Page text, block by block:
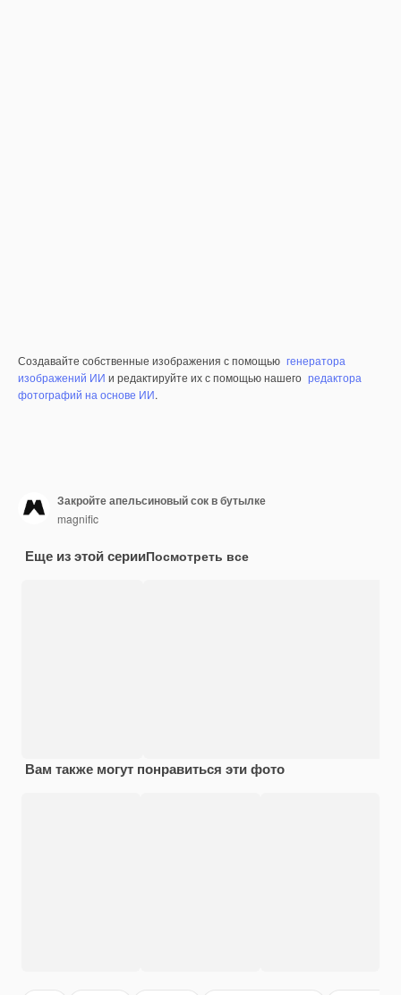
Создавайте собственные изображения с помощью генератора
изображений ИИ и редактируйте их с помощью нашего редактора
фотографий на основе ИИ.
Закройте апельсиновый сок в бутылке
magnific
Еще из этой серииПосмотреть все
Вам также могут понравиться эти фото